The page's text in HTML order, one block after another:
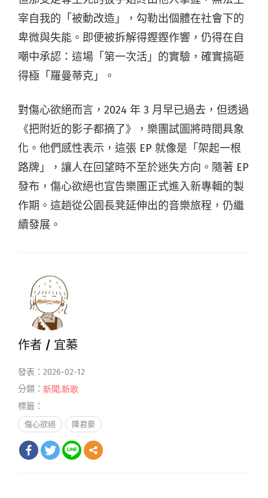
宰自我的「被動改造」，勾勒出個體在社會下的
卑微與失能。即便被拆解得鏗鏗作響，仍得在自
嘲中承認：這場「第一次活」的實驗，確實搞砸
得極「羅曼蒂克」。
對傷心欲絕而言，2024 年 3 月早已過去，但透過
《把附近的影子都摘了》，樂團試圖將時間具象
化。他們感性表示，這張 EP 就像是「架起一根
路牌」，讓人在回望時不至於迷失方向。隨著 EP
發布，傷心欲絕也宣告樂團正式進入新專輯的製
作期。這趟從公園長凳延伸出的音樂旅程，仍繼
續發展。
作者 / 宜蓁
發表：2026-02-12
分類： 新聞,新歌
標籤：
傷心欲絕 陳君豪